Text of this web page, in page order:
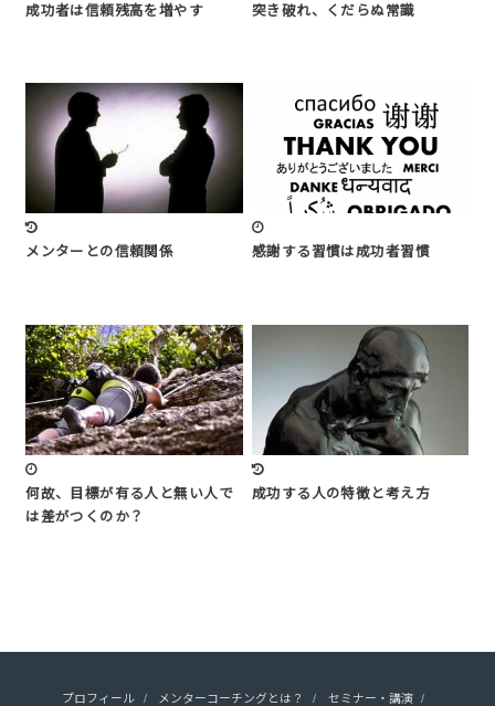
成功者は信頼残高を増やす 突き破れ、くだらぬ常識
メンターとの信頼関係 感謝する習慣は成功者習慣
何故、目標が有る人と無い人で
は差がつくのか？
成功する人の特徴と考え方
プロフィール メンターコーチングとは？ セミナー・講演